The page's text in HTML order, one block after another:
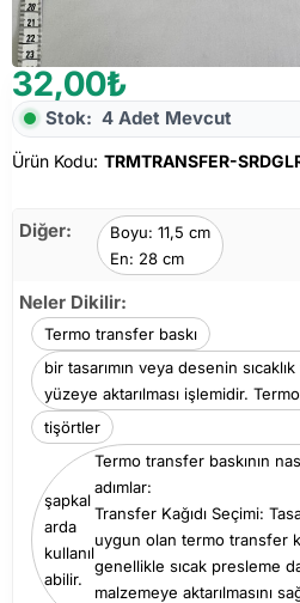
32,00₺
Stok: 4 Adet Mevcut
Ürün Kodu: TRMTRANSFER-
Diğer:
Boyu: 11,5 cm
En: 28 cm
Neler Dikilir:
Termo transfer baskı
bir tasarımın veya desenin
yüzeye aktarılması işlemidir.
tişörtler
şapkal
arda
kullanıl
abilir.
Termo transfer baskının
adımlar:
Transfer Kağıdı Seçimi:
uygun olan termo transfer
genellikle sıcak presleme
malzemeye aktarılmasını